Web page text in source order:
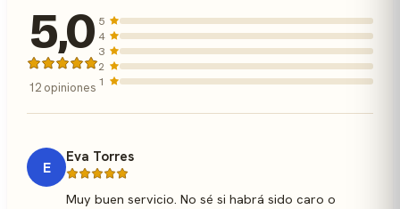
5,0
12 opiniones
5
4
3
2
1
E
Eva Torres
Muy buen servicio. No sé si habrá sido caro o